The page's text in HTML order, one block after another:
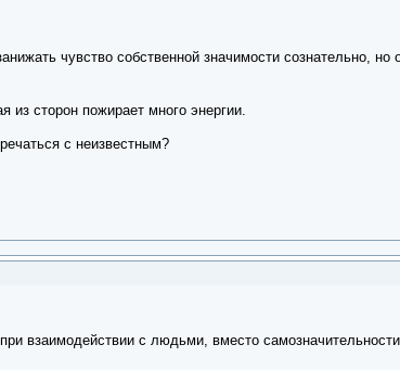
чувство собственной значимости сознательно, но
из сторон пожирает много энергии.
с неизвестным?
взаимодействии с людьми, вместо